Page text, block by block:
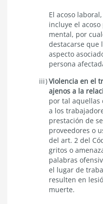
El acoso
incluye el
mental, por
destacarse que
aspecto
persona
Violencia en el
ajenos a la
por tal aquellas
a los
prestación de
proveedores o
del art. 2 del
gritos o
palabras
el lugar de
resulten en
muerte.